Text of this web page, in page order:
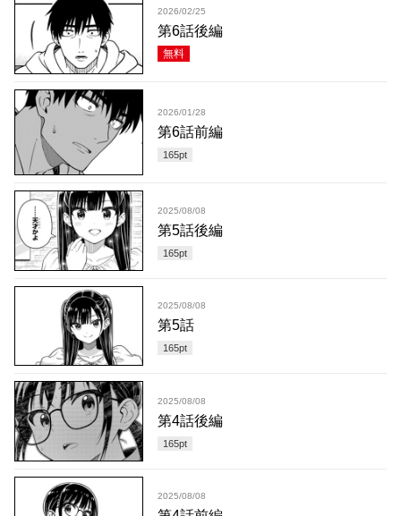
2026/02/25
第6話後編
無料
2026/01/28
第6話前編
165pt
2025/08/08
第5話後編
165pt
2025/08/08
第5話
165pt
2025/08/08
第4話後編
165pt
2025/08/08